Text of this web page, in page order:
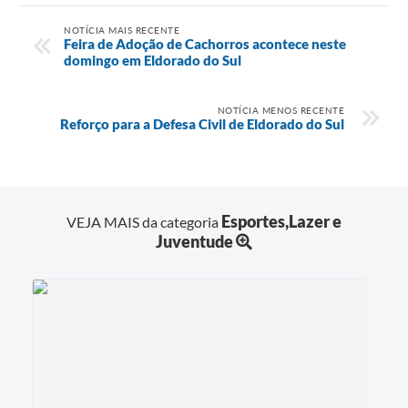
NOTÍCIA MAIS RECENTE
Feira de Adoção de Cachorros acontece neste
domingo em Eldorado do Sul
NOTÍCIA MENOS RECENTE
Reforço para a Defesa Civil de Eldorado do Sul
VEJA MAIS da categoria Esportes,Lazer e
Juventude